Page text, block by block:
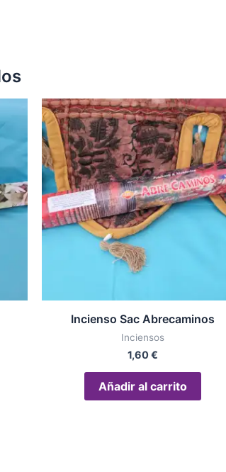
Incienso Sac Abrecaminos
Inciensos
1,60€
Añadir al carrito